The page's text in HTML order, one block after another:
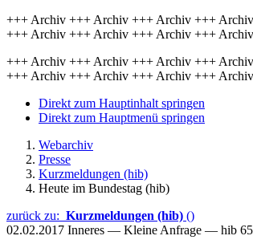
+++ Archiv +++ Archiv +++ Archiv +++
+++ Archiv +++ Archiv +++ Archiv +++
+++ Archiv +++ Archiv +++ Archiv +++
+++ Archiv +++ Archiv +++ Archiv +++
Direkt zum Hauptinhalt springen
Direkt zum Hauptmenü springen
Webarchiv
Presse
Kurzmeldungen (hib)
Heute im Bundestag (hib)
zurück zu: Kurzmeldungen (hib) ()
02.02.2017 Inneres — Kleine Anfrage — hib